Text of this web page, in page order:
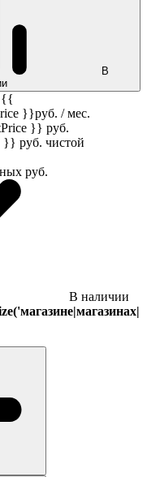
В
{{
}}руб. / мес.
}} руб.
}} руб. чистой
руб.
В наличии